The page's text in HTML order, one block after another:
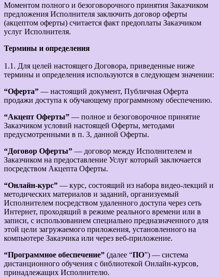
Моментом полного и безоговорочного принятия Заказчиком
предложения Исполнителя заключить договор оферты
(акцептом оферты) считается факт предоплаты Заказчиком
услуг Исполнителя.
Термины и определения
1.1. Для целей настоящего Договора, приведенные ниже
термины и определения используются в следующем значении:
“Оферта” — настоящий документ, Публичная Оферта
продажи доступа к обучающему программному обеспечению.
“Акцепт Оферты” — полное и безоговорочное принятие
Заказчиком условий настоящей Оферты, методами
предусмотренными в п. 3, данной Оферты.
“Договор Оферты” — договор между Исполнителем и
Заказчиком на предоставление Услуг который заключается
посредством Акцепта Оферты.
“Онлайн-курс” — курс, состоящий из набора видео-лекций и
методических материалов и заданий, организуемый
Исполнителем посредством удаленного доступа через сеть
Интернет, проходящий в режиме реального времени или в
записи, с использованием специально предназначенного для
этой цели загружаемого приложения, установленного на
компьютере Заказчика или через веб-приложение.
“Программное обеспечение” (далее “ПО”) — система
дистанционного обучения с библиотекой Онлайн-курсов,
принадлежащих Исполнителю.